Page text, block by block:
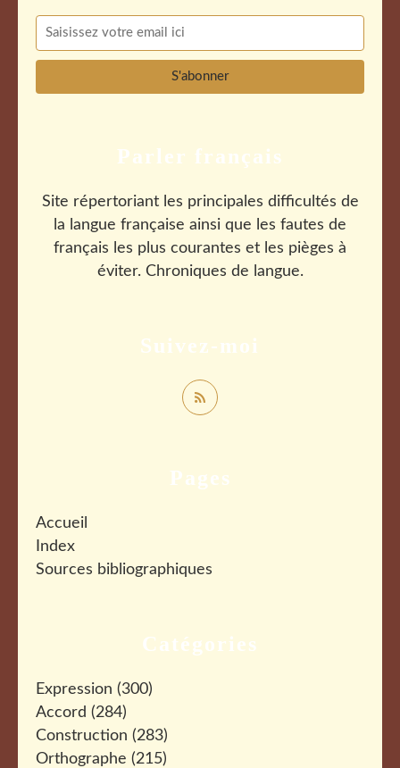
Catégories
Expression (300)
Accord (284)
Construction (283)
Orthographe (215)
Pages
Accueil
Index
Sources bibliographiques
Suivez-moi
Parler français
Site répertoriant les principales difficultés de
la langue française ainsi que les fautes de
français les plus courantes et les pièges à
éviter. Chroniques de langue.